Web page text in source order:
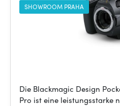
SHOWROOM PRAHA
Die Blackmagic Design
Pro ist eine leistungsstarke